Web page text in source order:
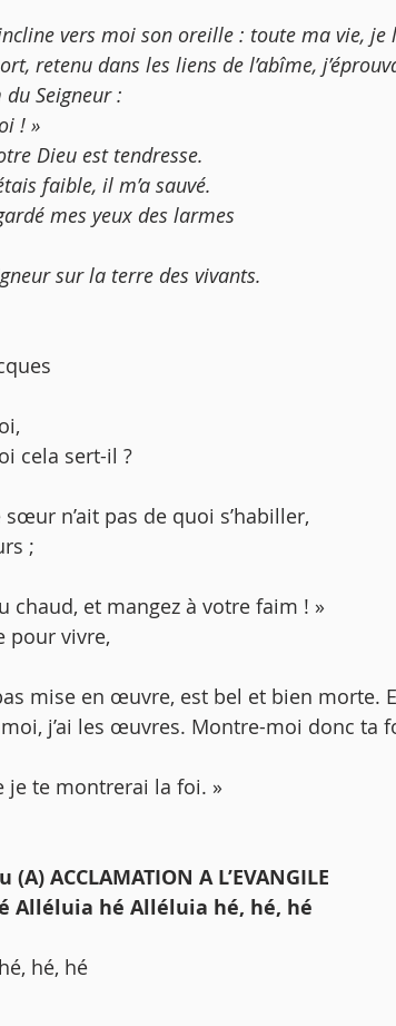
vers moi son oreille : toute ma vie, je
retenu dans les liens de l’abîme,
du Seigneur :
! »
Dieu est tendresse.
faible, il m’a sauvé.
mes yeux des larmes
sur la terre des vivants.
cela sert-il ?
n’ait pas de quoi s’habiller,
;
chaud, et mangez à votre faim ! »
pour vivre,
j’ai les œuvres. Montre-moi donc ta
je te montrerai la foi. »
ACCLAMATION A L’EVANGILE
Alléluia hé Alléluia hé, hé, hé
hé, hé